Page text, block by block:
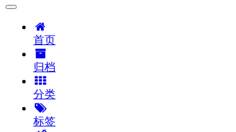
首页
归档
分类
标签